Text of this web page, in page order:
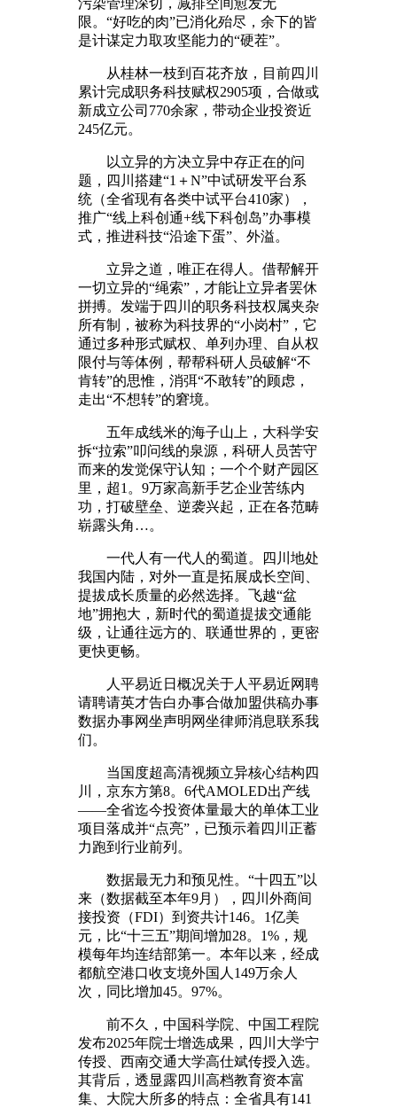
限。“好吃的肉”已消化殆尽，余下的皆
是计谋定力取攻坚能力的“硬茬”。
从桂林一枝到百花齐放，目前四川
累计完成职务科技赋权2905项，合做或
新成立公司770余家，带动企业投资近
245亿元。
以立异的方决立异中存正在的问
题，四川搭建“1＋N”中试研发平台系
统（全省现有各类中试平台410家），
推广“线上科创通+线下科创岛”办事模
式，推进科技“沿途下蛋”、外溢。
立异之道，唯正在得人。借帮解开
一切立异的“绳索”，才能让立异者罢休
拼搏。发端于四川的职务科技权属夹杂
所有制，被称为科技界的“小岗村”，它
通过多种形式赋权、单列办理、自从权
限付与等体例，帮帮科研人员破解“不
肯转”的思惟，消弭“不敢转”的顾虑，
走出“不想转”的窘境。
五年成线米的海子山上，大科学安
拆“拉索”叩问线的泉源，科研人员苦守
而来的发觉保守认知；一个个财产园区
里，超1。9万家高新手艺企业苦练内
功，打破壁垒、逆袭兴起，正在各范畴
崭露头角…。
一代人有一代人的蜀道。四川地处
我国内陆，对外一直是拓展成长空间、
提拔成长质量的必然选择。飞越“盆
地”拥抱大，新时代的蜀道提拔交通能
级，让通往远方的、联通世界的，更密
更快更畅。
人平易近日概况关于人平易近网聘
请聘请英才告白办事合做加盟供稿办事
数据办事网坐声明网坐律师消息联系我
们。
当国度超高清视频立异核心结构四
川，京东方第8。6代AMOLED出产线
——全省迄今投资体量最大的单体工业
项目落成并“点亮”，已预示着四川正蓄
力跑到行业前列。
数据最无力和预见性。“十四五”以
来（数据截至本年9月），四川外商间
接投资（FDI）到资共计146。1亿美
元，比“十三五”期间增加28。1%，规
模每年均连结部第一。本年以来，经成
都航空港口收支境外国人149万余人
次，同比增加45。97%。
前不久，中国科学院、中国工程院
发布2025年院士增选成果，四川大学宁
传授、西南交通大学高仕斌传授入选。
其背后，透显露四川高档教育资本富
集、大院大所多的特点：全省具有141